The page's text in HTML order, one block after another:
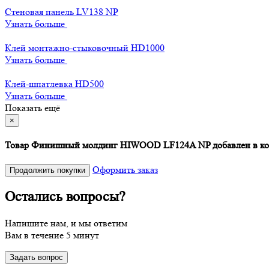
Стеновая панель LV138 NP
Узнать больше
Клей монтажно-стыковочный HD1000
Узнать больше
Клей-шпатлевка HD500
Узнать больше
Показать ещё
×
Товар Финишный молдинг HIWOOD LF124A NP добавлен в
Продолжить покупки Оформить заказ
Остались вопросы?
Напишите нам, и мы ответим
Вам в течение 5 минут
Задать вопрос